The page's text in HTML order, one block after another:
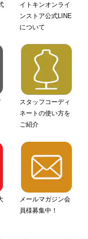
イトキンオンライ
ンストア公式LINE
について
スタッフコーディ
ネートの使い方を
ご紹介
メールマガジン会
員様募集中！